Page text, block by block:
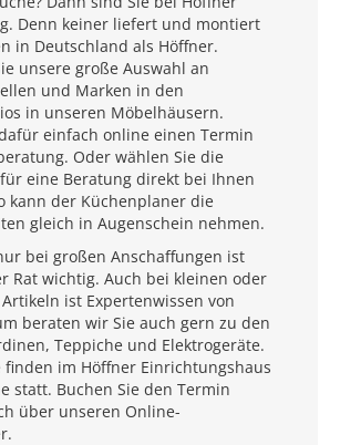
Denn keiner liefert und montiert
in Deutschland als Höffner.
unsere große Auswahl an
und Marken in den
in unseren Möbelhäusern.
einfach online einen Termin
Oder wählen Sie die
eine Beratung direkt bei Ihnen
kann der Küchenplaner die
gleich in Augenschein nehmen.
bei großen Anschaffungen ist
Rat wichtig. Auch bei kleinen oder
ist Expertenwissen von
beraten wir Sie auch gern zu den
Teppiche und Elektrogeräte.
finden im Höffner Einrichtungshaus
statt. Buchen Sie den Termin
über unseren Online-